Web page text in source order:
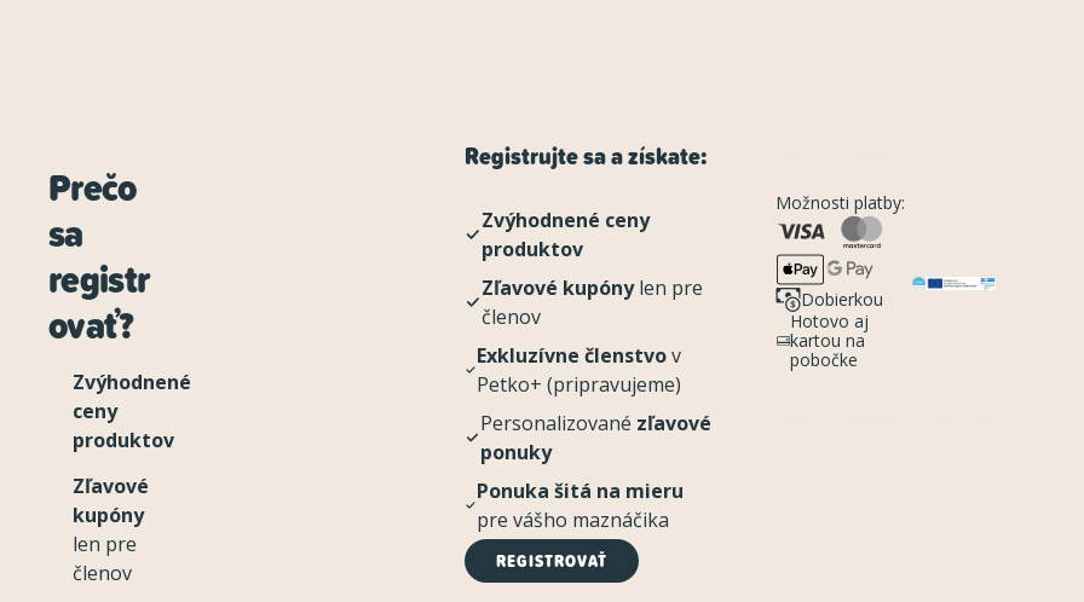
Prečo
sa
registr
ovať?
Zvýhodnené
ceny
produktov
Zľavové
kupóny
len pre
členov
Registrujte sa a získate:
Zvýhodnené ceny
produktov
Zľavové kupónylen pre
členov
Exkluzívne členstvov
Petko+ (pripravujeme)
Personalizované zľavové
ponuky
Ponuka šitá na mieru
pre vášho maznáčika
REGISTROVAŤ
Možnosti platby:
Dobierkou
Hotovo aj
kartou na
pobočke